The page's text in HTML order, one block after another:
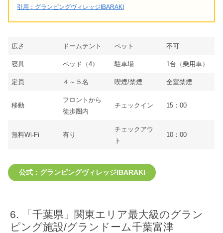
引用：グランピングヴィレッジIBARAKI
広さ ドームテント ペット 不可
寝具 ベッド（4） 駐車場 1台（乗用車）
定員 ４～５名 喫煙/禁煙 全室禁煙
移動
フロントから
徒歩圏内
チェックイン 15：00
無料Wi-Fi 有り
チェックアウ
ト
10：00
公式：グランピングヴィレッジIBARAKI
「千葉県」関東エリア最大級のグラン
ピング施設/グランドーム千葉富津